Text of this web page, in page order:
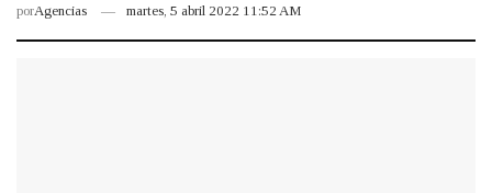
porAgencias martes, 5 abril 2022 11:52 AM